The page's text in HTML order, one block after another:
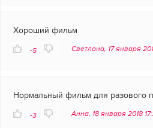
Хороший фильм
-5 Светлана, 17 января
Нормальный фильм для разового
-3 Анна, 18 января 2018